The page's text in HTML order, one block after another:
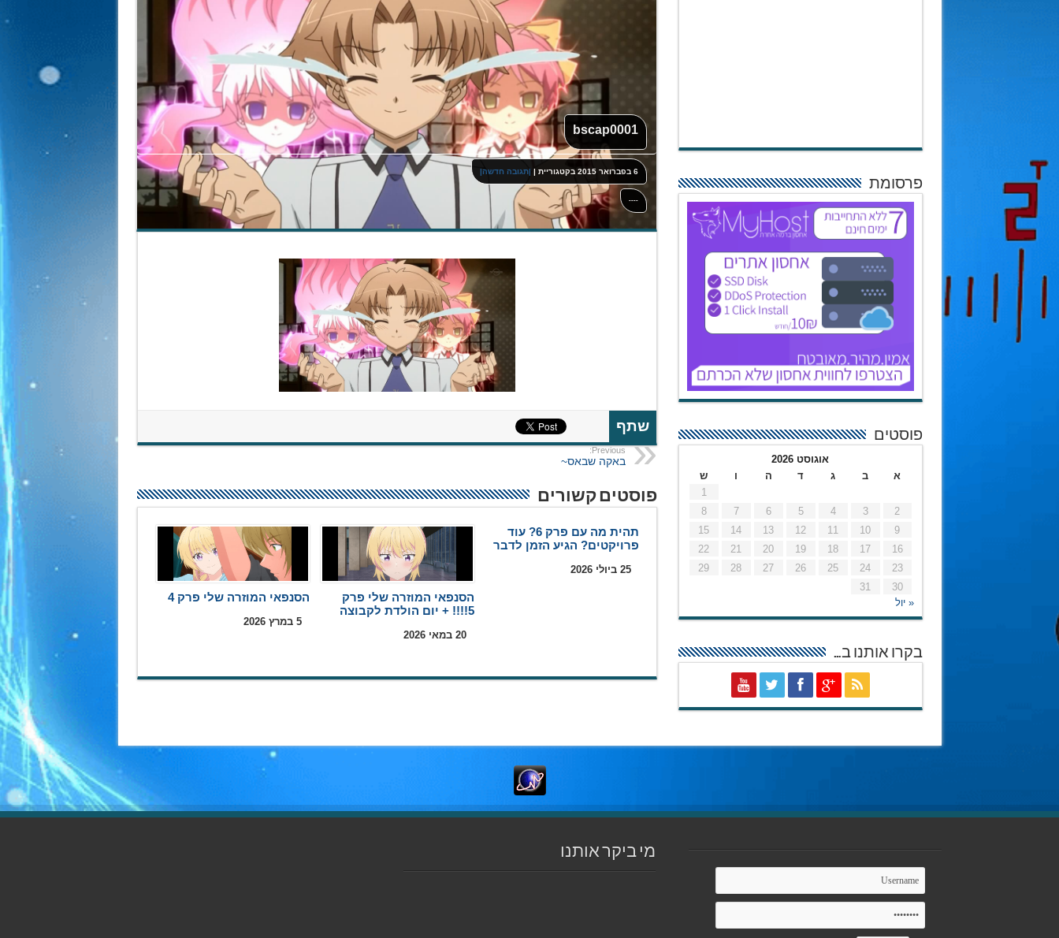
bscap0001
6 בפברואר 2015 בקטגוריית | |תגובה חדשה|
----
שתף
Previous:
באקה שבאס~
פוסטים קשורים
תהית מה עם פרק 6? עוד
פרויקטים? הגיע הזמן לדבר
25 ביולי 2026
הסנפאי המוזרה שלי פרק
5!!!! + יום הולדת לקבוצה
20 במאי 2026
הסנפאי המוזרה שלי פרק 4
5 במרץ 2026
פרסומת
פוסטים
אוגוסט 2026
א
ב ג ד ה ו
ש
1
2
3
4
5
6
7
8
9
10
11
12
13
14
15
16
17
18
19
20
21
22
23
24
25
26
27
28
29
30
31
« יול
בקרו אותנו ב…
מי ביקר אותנו